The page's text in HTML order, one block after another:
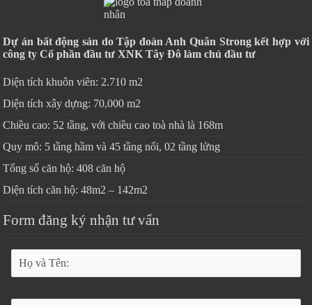
Dự án bất động sản do Tập đoàn Anh Quân Strong kết hợp với
công ty Cổ phần đầu tư XNK Tây Đô làm chủ đầu tư
Diện tích khuôn viên: 2.710 m2
Diện tích xây dựng: 70,000 m2
Chiều cao: 52 tầng, với chiều cao toà nhà là 168m
Quy mô: 5 tầng hầm và 45 tầng nổi, 02 tầng lửng
Tổng số căn hộ: 408 căn hộ
Diện tích căn hộ: 48m2 – 142m2
Form đăng ký nhận tư vấn